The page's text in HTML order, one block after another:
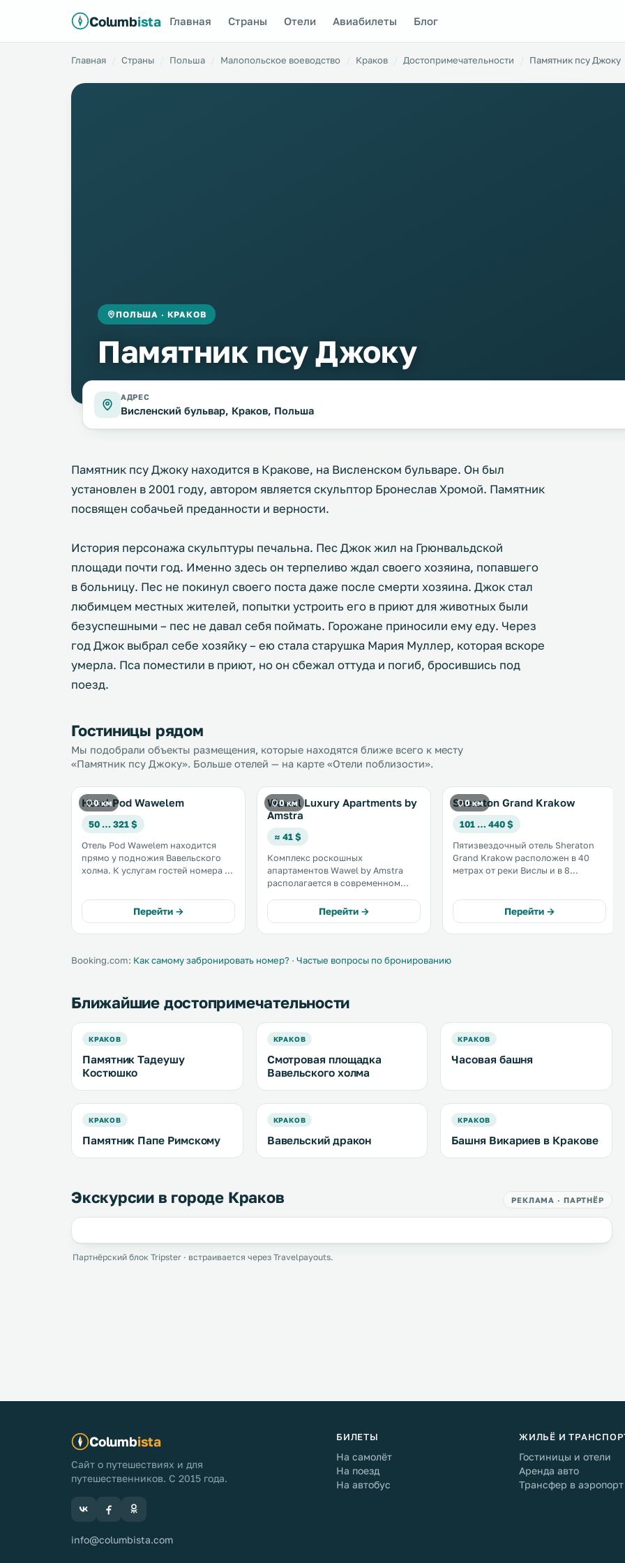
Columbista Главная Страны Отели Авиабилеты Блог
Главная Страны Польша Малопольское воеводство Краков Достопримечательности Памятник псу Джоку
ПОЛЬША · КРАКОВ
Памятник псу Джоку
АДРЕС
Висленский бульвар, Краков, Польша
Памятник псу Джоку находится в Кракове, на Висленском бульваре. Он был
установлен в 2001 году, автором является скульптор Бронеслав Хромой. Памятник
посвящен собачьей преданности и верности.
История персонажа скульптуры печальна. Пес Джок жил на Грюнвальдской
площади почти год. Именно здесь он терпеливо ждал своего хозяина, попавшего
в больницу. Пес не покинул своего поста даже после смерти хозяина. Джок стал
любимцем местных жителей, попытки устроить его в приют для животных были
безуспешными – пес не давал себя поймать. Горожане приносили ему еду. Через
год Джок выбрал себе хозяйку – ею стала старушка Мария Муллер, которая вскоре
умерла. Пса поместили в приют, но он сбежал оттуда и погиб, бросившись под
поезд.
Гостиницы рядом
Мы подобрали объекты размещения, которые находятся ближе всего к месту
«Памятник псу Джоку». Больше отелей — на карте «Отели поблизости».
0 км
Hotel Pod Wawelem
50 … 321 $
Отель Pod Wawelem находится
прямо у подножия Вавельского
холма. К услугам гостей номера с
самых известных
достопримечательностей
Кракова. .
Перейти →
0 км
Wawel Luxury Apartments by
Amstra
≈ 41 $
Комплекс роскошных
апартаментов Wawel by Amstra
располагается в современном
минутах от Вавельского замка.
Гости могут бесплатно
пользоваться Wi-Fi. В апартаменты
Перейти →
0 км
Sheraton Grand Krakow
101 … 440 $
Пятизвездочный отель Sheraton
Grand Krakow расположен в 40
метрах от реки Вислы и в 8
роскошные номера,
первоклассный сервис и
современные удобства для
Перейти →
Booking.com: Как самому забронировать номер? · Частые вопросы по бронированию
Ближайшие достопримечательности
КРАКОВ
Памятник Тадеушу
Костюшко
КРАКОВ
Смотровая площадка
Вавельского холма
КРАКОВ
Часовая башня
КРАКОВ
Памятник Папе Римскому
КРАКОВ
Вавельский дракон
КРАКОВ
Башня Викариев в Кракове
Экскурсии в городе Краков РЕКЛАМА · ПАРТНЁР
Партнёрский блок Tripster · встраивается через Travelpayouts.
Columbista
Сайт о путешествиях и для
путешественников. С 2015 года.
info@columbista.com
БИЛЕТЫ
На самолёт
На поезд
На автобус
ЖИЛЬЁ И
Гостиницы и отели
Аренда авто
Трансфер в аэропорт